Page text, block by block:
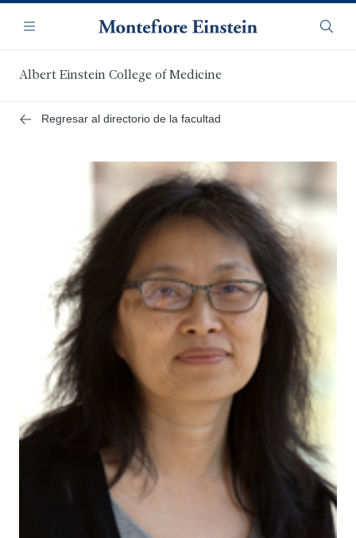
contenido
principal
Navegación
Menú
Albert Einstein College of Medicine
Regresar al directorio de la facultad